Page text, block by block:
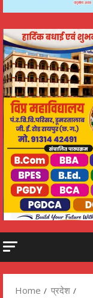
Home
प्रदेश